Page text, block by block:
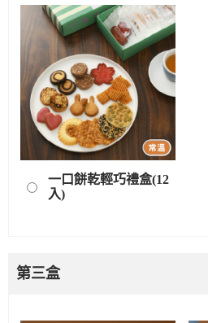
一口餅乾輕巧禮盒(12
入)
第三盒